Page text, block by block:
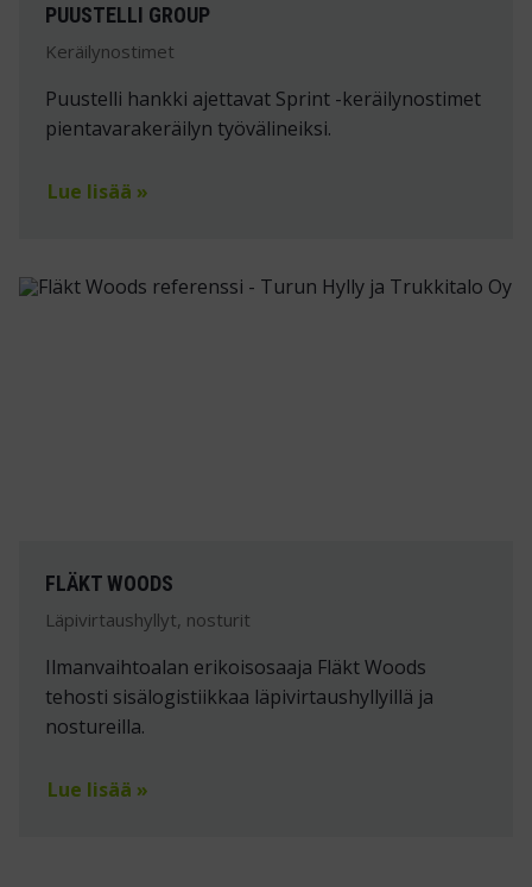
PUUSTELLI GROUP
Keräilynostimet
Puustelli hankki ajettavat Sprint -keräilynostimet
pientavarakeräilyn työvälineiksi.
Lue lisää »
FLÄKT WOODS
Läpivirtaushyllyt, nosturit
Ilmanvaihtoalan erikoisosaaja Fläkt Woods
tehosti sisälogistiikkaa läpivirtaushyllyillä ja
nostureilla.
Lue lisää »